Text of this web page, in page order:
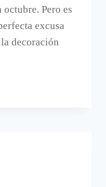
Pero es
excusa
decoración